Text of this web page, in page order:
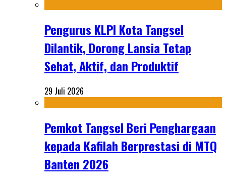
Pengurus KLPI Kota Tangsel
Dilantik, Dorong Lansia Tetap
Sehat, Aktif, dan Produktif
29 Juli 2026
Pemkot Tangsel Beri Penghargaan
kepada Kafilah Berprestasi di MTQ
Banten 2026